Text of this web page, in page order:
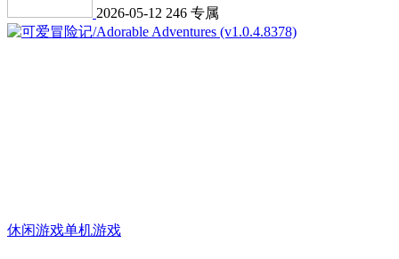
2026-05-12 246 专属
休闲游戏单机游戏